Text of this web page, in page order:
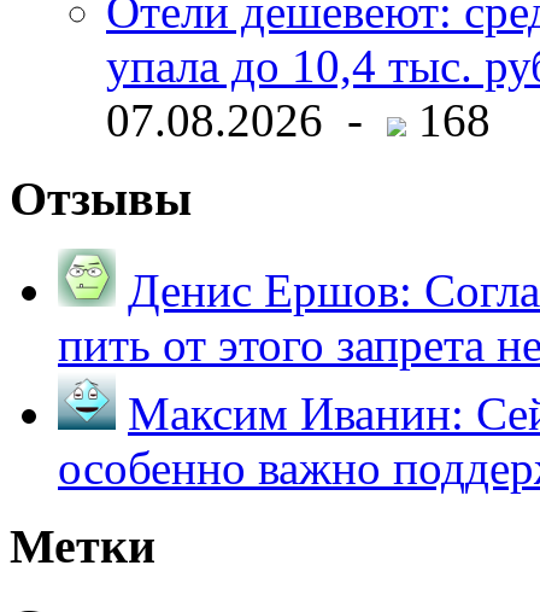
Отели дешевеют:
упала до 10,4 тыс.
07.08.2026 -
168
Отзывы
Денис Ершов:
пить от этого запрета
Максим Иванин:
особенно важно
Метки